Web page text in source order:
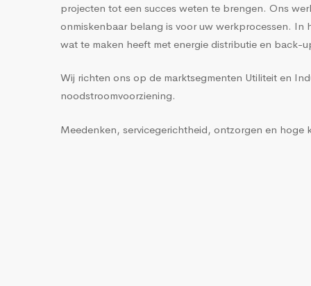
projecten tot een succes weten te brengen. Ons
onmiskenbaar belang is voor uw werkprocessen.
wat te maken heeft met energie distributie en back-
Wij richten ons op de marktsegmenten Utiliteit en
noodstroomvoorziening.
Meedenken, servicegerichtheid, ontzorgen en